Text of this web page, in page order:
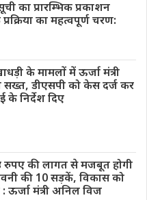
का प्रारम्भिक प्रकाशन
का महत्वपूर्ण चरण:
के मामलों में ऊर्जा मंत्री
डीएसपी को केस दर्ज कर
के निर्देश दिए
रुपए की लागत से मजबूत होगी
की 10 सड़कें, विकास को
ऊर्जा मंत्री अनिल विज